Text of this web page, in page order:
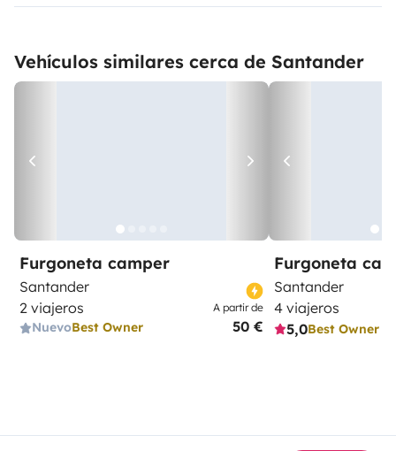
Vehículos similares cerca de Santander
Furgoneta camper
Santander
2 viajeros
NuevoBest Owner
A partir de
50 €
Furgoneta
Santander
4 viajeros
5,0Best Owner